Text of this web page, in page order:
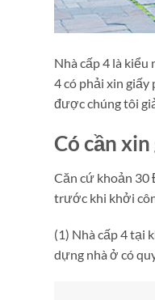
Nhà cấp 4 là kiểu
4 có phải xin giấy
được chúng tôi
Có cần
Căn cứ khoản 30
trước khi khởi
(1) Nhà cấp 4 tại
dựng nhà ở có